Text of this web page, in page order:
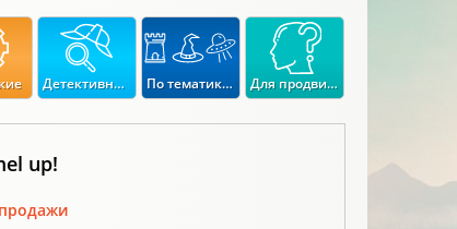
Детективные По тематикам Для продвинутых
up!